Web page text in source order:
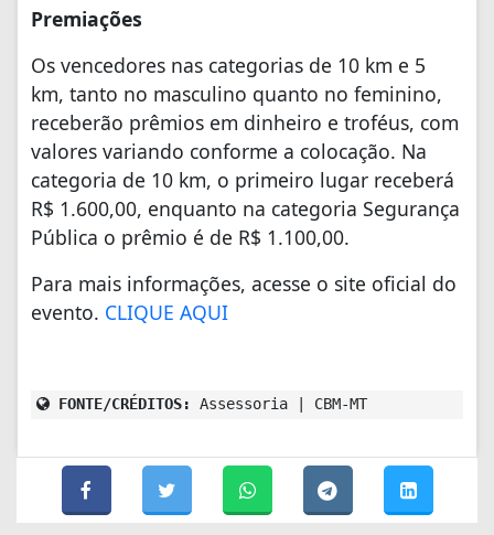
Premiações
Os vencedores nas categorias de 10 km e 5
km, tanto no masculino quanto no feminino,
receberão prêmios em dinheiro e troféus, com
valores variando conforme a colocação. Na
categoria de 10 km, o primeiro lugar receberá
R$ 1.600,00, enquanto na categoria Segurança
Pública o prêmio é de R$ 1.100,00.
Para mais informações, acesse o site oficial do
evento. CLIQUE AQUI
FONTE/CRÉDITOS: Assessoria | CBM-MT